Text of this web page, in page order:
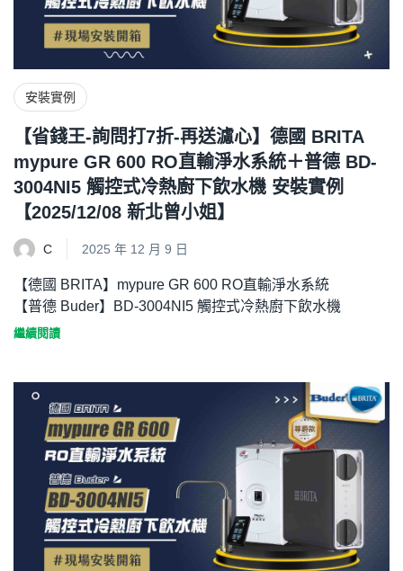
安裝實例
【省錢王-詢問打7折-再送濾心】德國 BRITA
mypure GR 600 RO直輸淨水系統＋普德 BD-
3004NI5 觸控式冷熱廚下飲水機 安裝實例
【2025/12/08 新北曾小姐】
C 2025 年 12 月 9 日
【德國 BRITA】mypure GR 600 RO直輸淨水系統
【普德 Buder】BD-3004NI5 觸控式冷熱廚下飲水機
繼續閱讀